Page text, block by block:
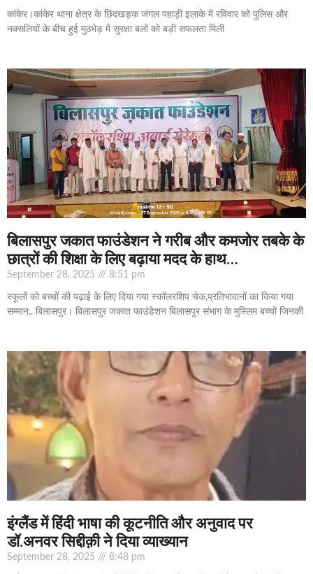
कांकेर।कांकेर थाना क्षेत्र के छिंदखड़क जंगल पहाड़ी इलाके में रविवार को पुलिस और
नक्सलियों के बीच हुई मुठभेड़ में सुरक्षा बलों को बड़ी सफलता मिली
बिलासपुर जकात फाउंडेशन ने गरीब और कमजोर तबके के
छात्रों की शिक्षा के लिए बढ़ाया मदद के हाथ…
September 28, 2025 8:51 pm
स्कूलों को बच्चों की पढ़ाई के लिए दिया गया स्कॉलरशिप चेक,प्रतिभावानों का किया गया
सम्मान.. बिलासपुर। बिलासपुर जकात फाउंडेशन बिलासपुर संभाग के मुस्लिम बच्चों जिनकी
इंग्लैंड में हिंदी भाषा की कूटनीति और अनुवाद पर
डॉ.अनवर सिद्दीक़ी ने दिया व्याख्यान
September 28, 2025 8:48 pm